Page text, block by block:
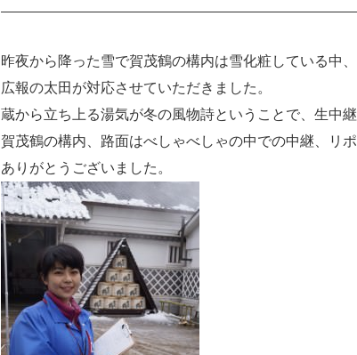
昨夜から降った雪で賀茂鶴の構内は雪化粧している中
広報の太田が対応させていただきました。
蔵から立ち上る湯気が冬の風物詩ということで、生中継
賀茂鶴の構内、路面はべしゃべしゃの中での中継、リ
ありがとうございました。